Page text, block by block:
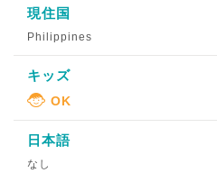
現住国
Philippines
キッズ
日本語
なし